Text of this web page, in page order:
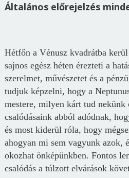
Általános előrejelzés
Hétfőn a Vénusz kvadrátba
sajnos egész héten érezteti a
szerelmet, művészetet és a
tudjuk képzelni, hogy a
mestere, milyen kárt tud
csalódásaink abból adódnak,
és most kiderül róla, hogy
ahogyan mi sem vagyunk azok,
okozhat önképünkben. Fontos
csalódás a túlzott elvárások